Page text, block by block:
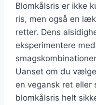
Blomkålsris er ikke
ris, men også en
retter. Dens
eksperimentere
Uanset om du
en vegansk ret eller
blomkålsris helt